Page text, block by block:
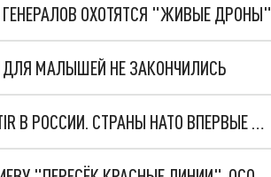
ОХОТЯТСЯ "ЖИВЫЕ ДРОНЫ"
МАЛЫШЕЙ НЕ ЗАКОНЧИЛИСЬ
"ОЧЕНЬ ПЛОХИЕ НОВОСТИ": БОЛЬШАЯ ОШИБКА PALANTIR В РОССИИ. СТРАНЫ НАТО ВПЕРВЫЕ ЗА СВО ОСТАНОВИЛИ ПОСТАВКИ ОРУЖИЯ. ВСУ ТЕРЯЮТ ПРИГРАНИЧЬЕ?